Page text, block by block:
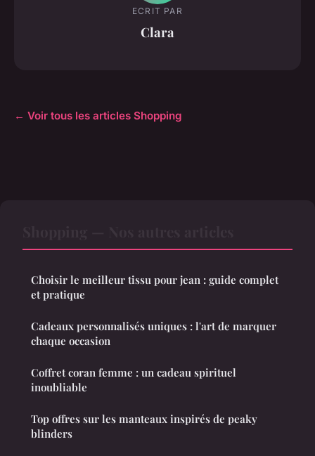
ECRIT PAR
Clara
← Voir tous les articles Shopping
Choisir le meilleur tissu pour jean : guide complet
et pratique
Cadeaux personnalisés uniques : l'art de marquer
chaque occasion
Coffret coran femme : un cadeau spirituel
inoubliable
Top offres sur les manteaux inspirés de peaky
blinders